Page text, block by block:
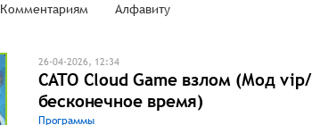
Комментариям Алфавиту
26-04-2026, 12:34
CATO Cloud Game взлом (Мод vip/
бесконечное время)
Программы